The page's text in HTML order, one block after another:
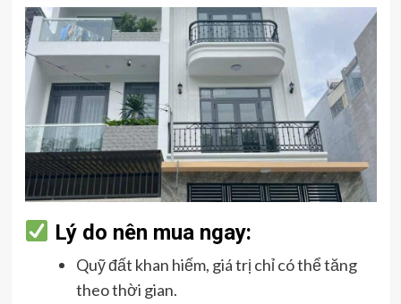
Lý do nên mua ngay:
Quỹ đất khan hiếm, giá trị chỉ có thể tăng
theo thời gian.